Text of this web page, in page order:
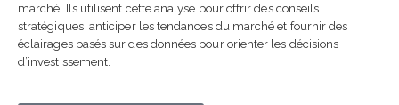
marché. Ils utilisent cette analyse pour offrir des conseils
stratégiques, anticiper les tendances du marché et fournir des
éclairages basés sur des données pour orienter les décisions
d’investissement.